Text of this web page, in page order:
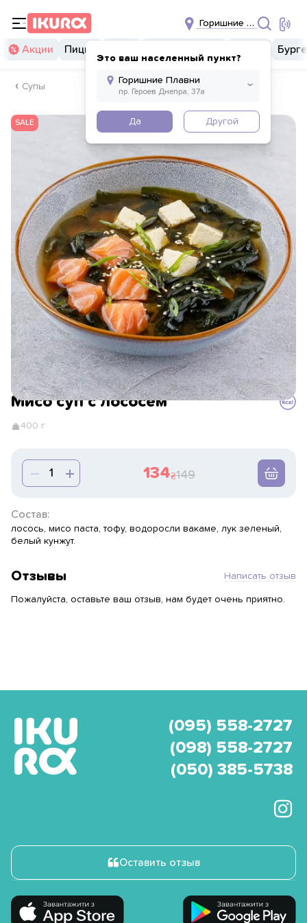
Горишние Плавни
Это ваш населенный пункт?
Да Другой
Акции Пицца
Супы
SALE
Мисо суп с лососем
400 г
134 149
Состав:
лосось, мисо паста, тофу, водоросли вакаме, лук зеленый,
белый кунжут.
Отзывы Написать отзыв
Пожалуйста, оставьте ваш отзыв, нам будет очень приятно.
(095) 558-2727
(098) 558-2727
(050) 385-5738
Оставить отзыв